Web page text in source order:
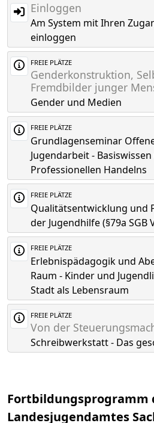
Einloggen
Am System mit Ihren
einloggen
FREIE PLÄTZE
Genderkonstruktion,
Fremdbilder junger
Gender und Medien
FREIE PLÄTZE
Grundlagenseminar
Jugendarbeit -
Professionellen Handelns
FREIE PLÄTZE
Qualitätsentwicklung und
der Jugendhilfe (§79a SGB
FREIE PLÄTZE
Erlebnispädagogik und
Raum - Kinder und
Stadt als Lebensraum
FREIE PLÄTZE
Von der
Schreibwerkstatt - Das
Fortbildungsprogramm
Landesjugendamtes